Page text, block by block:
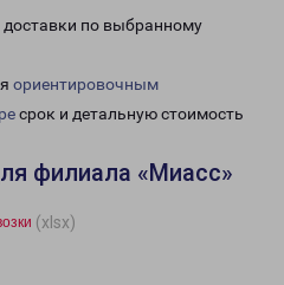
по выбранному
ориентировочным
срок и детальную стоимость
филиала «Миасс»
(xlsx)